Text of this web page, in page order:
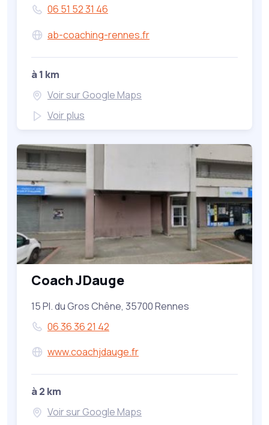
06 51 52 31 46
ab-coaching-rennes.fr
à 1 km
Voir sur Google Maps
Voir plus
Coach JDauge
15 Pl. du Gros Chêne, 35700 Rennes
06 36 36 21 42
www.coachjdauge.fr
à 2 km
Voir sur Google Maps